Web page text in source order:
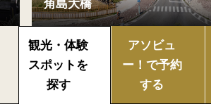
観光・体験
スポットを
探す
アソビュ
ー！で予約
する